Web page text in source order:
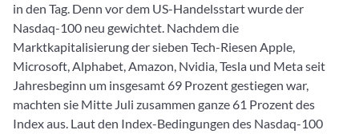
in den Tag. Denn vor dem US-Handelsstart wurde der
Nasdaq-100 neu gewichtet. Nachdem die
Marktkapitalisierung der sieben Tech-Riesen Apple,
Microsoft, Alphabet, Amazon, Nvidia, Tesla und Meta seit
Jahresbeginn um insgesamt 69 Prozent gestiegen war,
machten sie Mitte Juli zusammen ganze 61 Prozent des
Index aus. Laut den Index-Bedingungen des Nasdaq-100